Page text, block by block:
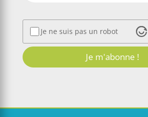
Je ne suis pas un robot
Je m'abonne !